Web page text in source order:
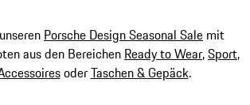
Porsche Design Seasonal Sale mit
aus den Bereichen Ready to Wear,Sport,
oderTaschen & Gepäck.